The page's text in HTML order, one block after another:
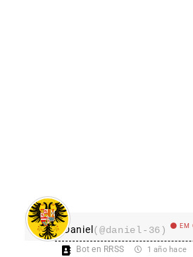
Daniel(@daniel-36) EM
Bot en RRSS 1 año hace